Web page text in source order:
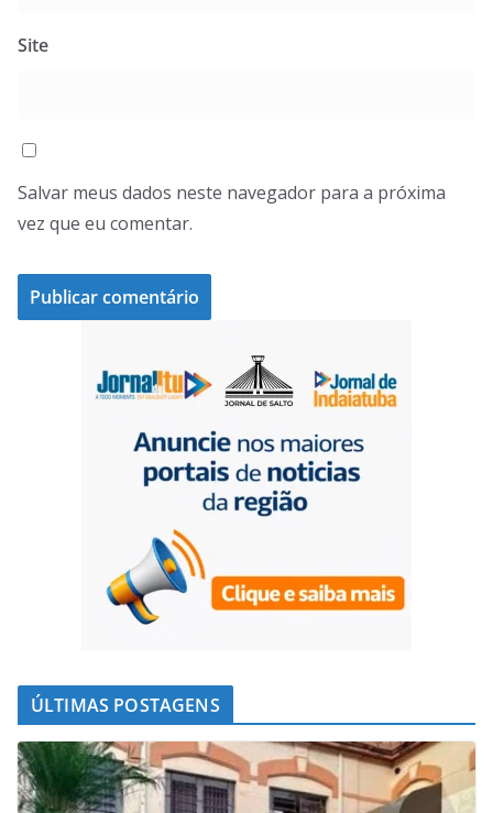
Site
Salvar meus dados neste navegador para a próxima
vez que eu comentar.
ÚLTIMAS POSTAGENS